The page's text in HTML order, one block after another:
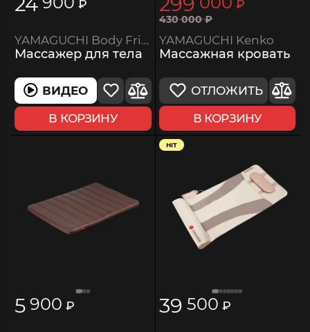
₽
YAMAGUCHI Body Friend Massager
Массажер для тела
ВИДЕО
В КОРЗИНУ
₽
430 000₽
YAMAGUCHI Kenko
Массажная кровать
ОТЛОЖИТЬ
В КОРЗИНУ
5 900 ₽
HIT
39 500 ₽